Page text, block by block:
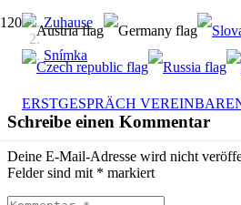
ERSTGESPRÄCH
Zuhause
Snímka
Schreibe einen Kommentar
Deine E-Mail-Adresse wird nicht
Felder sind mit * markiert